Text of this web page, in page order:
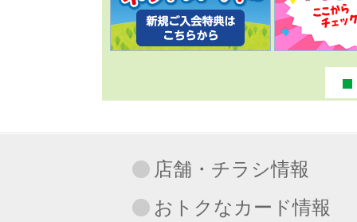
店舗・チラシ情報
おトクなカード情報